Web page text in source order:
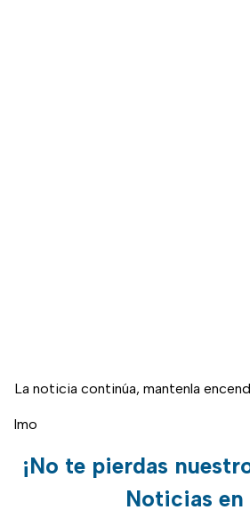
La noticia continúa, mantenla
lmo
¡No te pierdas
Noticias en